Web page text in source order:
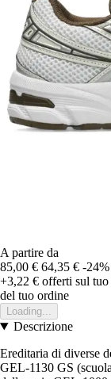
A partire da
85,00 € 64,35 € -24%
+3,22 € offerti sul tuo
del tuo ordine
Loading...
Descrizione
Ereditaria di diverse
GEL-1130 GS